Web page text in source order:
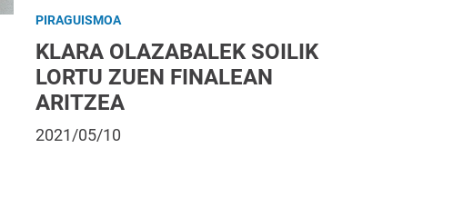
PIRAGUISMOA
KLARA OLAZABALEK SOILIK
LORTU ZUEN FINALEAN
ARITZEA
2021/05/10